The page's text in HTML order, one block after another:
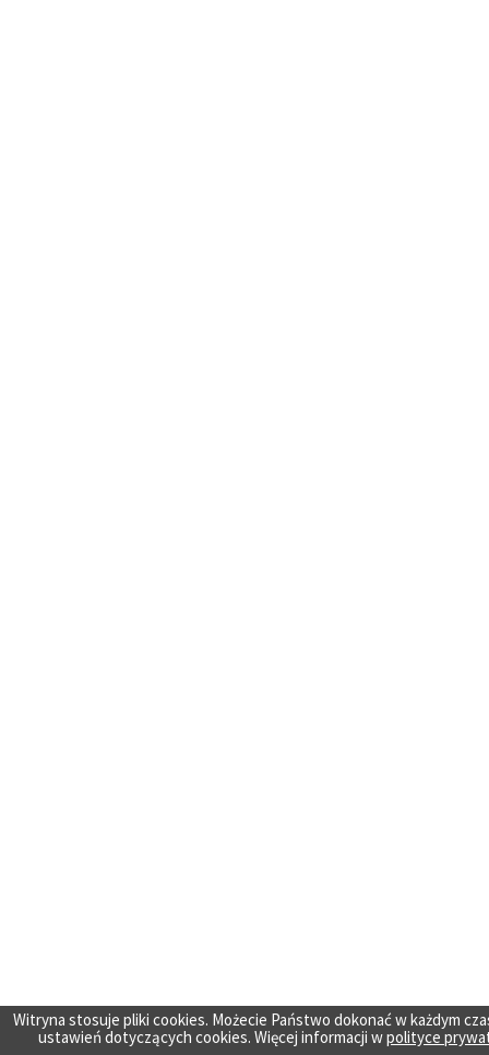
Witryna stosuje pliki cookies. Możecie Państwo dokonać w każdym
ustawień dotyczących cookies. Więcej informacji wpolityce